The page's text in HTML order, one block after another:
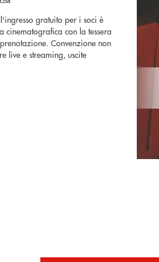
gratuito per i soci è
cinematografica con la tessera
Convenzione non
live e streaming, uscite